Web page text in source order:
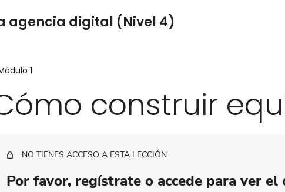
agencia digital (Nivel 4)
1
construir
NO TIENES ACCESO A ESTA LECCIÓN
Por favor, regístrate o accede para ver el